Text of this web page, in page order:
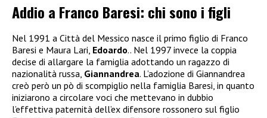
Addio a Franco Baresi: chi sono i figli
Nel 1991 a Città del Messico nasce il primo figlio di Franco
Baresi e Maura Lari, Edoardo.. Nel 1997 invece la coppia
decise di allargare la famiglia adottando un ragazzo di
nazionalità russa, Giannandrea. L’adozione di Giannandrea
creò però un pò di scompiglio nella famiglia Baresi, in quanto
iniziarono a circolare voci che mettevano in dubbio
l’effettiva paternità dell’ex difensore rossonero sul figlio